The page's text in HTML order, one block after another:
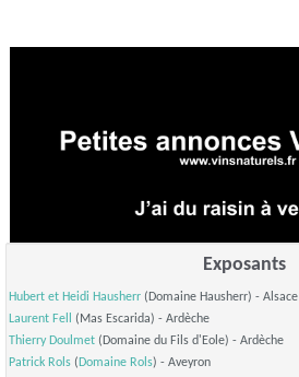
Exposants
Hubert et Heidi Hausherr (Domaine Hausherr) - Alsace
Laurent Fell
(Mas Escarida) - Ardèche
Thierry Doulmet (Domaine du Fils d'Eole) - Ardèche
Patrick Rols ( Domaine Rols) - Aveyron